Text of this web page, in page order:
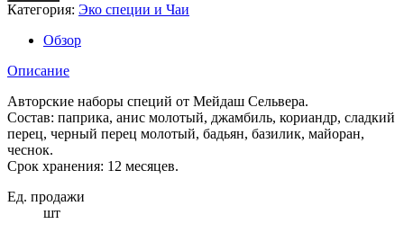
Категория: Эко специи и Чаи
Обзор
Описание
Авторские наборы специй от Мейдаш Сельвера.
Состав: паприка, анис молотый, джамбиль, кориандр, сладкий
перец, черный перец молотый, бадьян, базилик, майоран,
чеснок.
Срок хранения: 12 месяцев.
Ед. продажи
шт